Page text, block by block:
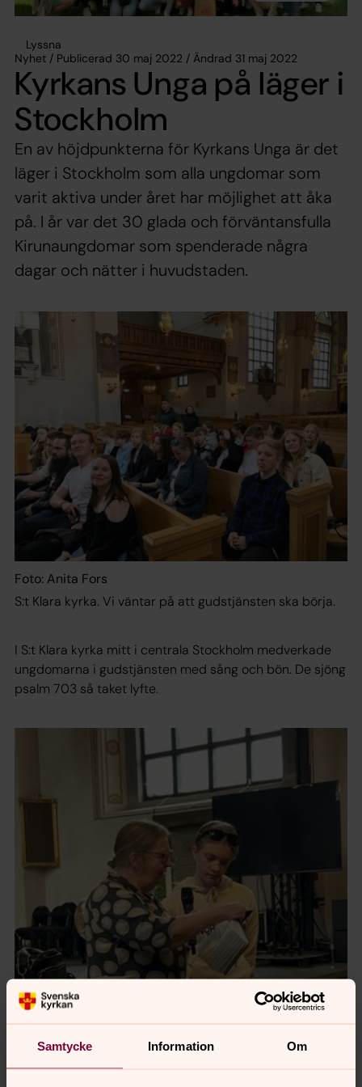
Samtycke Information Om
Lyssna
Nyhet / Publicerad 30 maj 2022 / Ändrad 31 maj 2022
Kyrkans Unga på läger i
Stockholm
En av höjdpunkterna för Kyrkans Unga är det
läger i Stockholm som alla ungdomar som
varit aktiva under året har möjlighet att åka
på. I år var det 30 glada och förväntansfulla
Kirunaungdomar som spenderade några
dagar och nätter i huvudstaden.
Foto: Anita Fors
S:t Klara kyrka. Vi väntar på att gudstjänsten ska börja.
I S:t Klara kyrka mitt i centrala Stockholm medverkade
ungdomarna i gudstjänsten med sång och bön. De sjöng
psalm 703 så taket lyfte.